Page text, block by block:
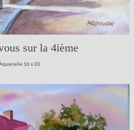
sur la 4ième
16 x 20